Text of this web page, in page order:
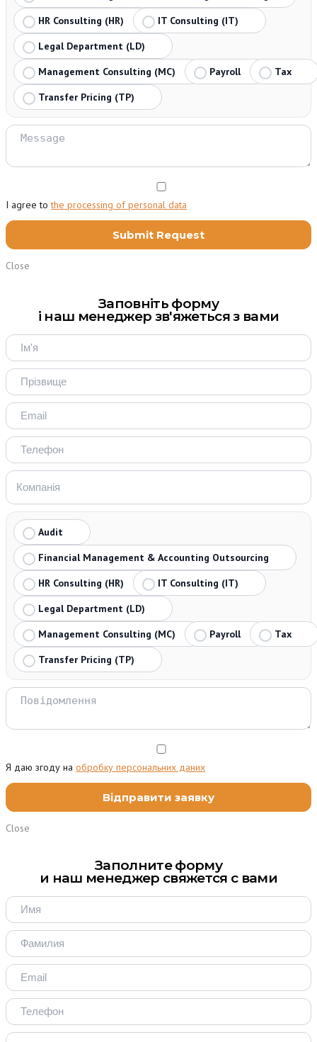
HR Consulting (HR)
IT Consulting (IT)
Legal Department (LD)
Management Consulting (MC)
Payroll
Tax
Transfer Pricing (TP)
I agree tothe processing of personal data
Close
Заповніть форму
і наш менеджер зв'яжеться з вами
Audit
Financial Management & Accounting Outsourcing
HR Consulting (HR)
IT Consulting (IT)
Legal Department (LD)
Management Consulting (MC)
Payroll
Tax
Transfer Pricing (TP)
Я даю згоду на обробку персональних даних
Close
Заполните форму
и наш менеджер свяжется с вами